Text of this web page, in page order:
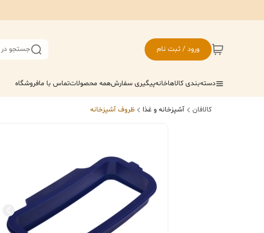
ورود / ثبت نام جستجو
دسته‌بندی کالاهاخانهپیگیری سفارشهمه محصولاتتماس با مافروشگاه
کالافان آشپزخانه و غذا ظروف آشپزخانه